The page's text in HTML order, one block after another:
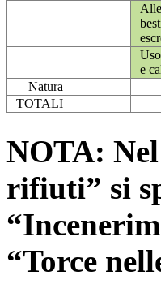
e
Natura
TOTALI
NOTA:
rifiuti” si
“Torce